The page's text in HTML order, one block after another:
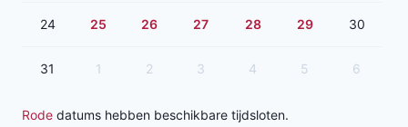
24 25 26 27 28 29 30
31 1 2 3 4 5 6
Rode datums hebben beschikbare tijdsloten.